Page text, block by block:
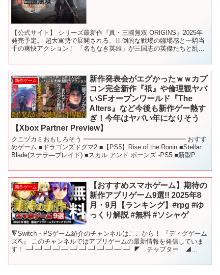
【公式サイト】 シリーズ最新作『真・三國無双 ORIGINS』2025年
発売予定。 超大軍勢で展開される、圧倒的な戦場の臨場感と一騎当
千の爽快アクション！ 「名もなき英雄」が三国志の英傑たちと乱世
新作ゲーム
新作発表会がエグかったｗｗカプ
コン完全新作『祇』や倫理観ヤバ
いSFオープンワールド『The
Alters』など今後も新作ゲー熱す
ぎ！今年はヤバい年になりそう
【Xbox Partner Preview】
クニヅカミおもしろそう ━━━━━━━━━━━━━━━━ おすす
めゲーム ■ドラゴンズドグマ2 ■【PS5】Rise of the Ronin ■Stellar
Blade(ステラ―ブレイド) ■スカル アンド ボーンズ -PS5 ■新型P...
新作ゲーム
【おすすめスマホゲーム】期待の
新作アプリゲーム9選!! 2025年8
月・9月【ランキング】#rpg #ゆ
っくり解説 #無料 #ソシャゲ
🔻Switch・PSゲーム紹介のチャンネルはここから！ 『ディグゲーム
ズ⛏️』 このチャンネルではアプリゲームの最新情報を発信していま
す！ ─┘─┘─┘─┘─┘─┘─┘─┘─┘─┘─┘─┘ ◤ チャプター ◢